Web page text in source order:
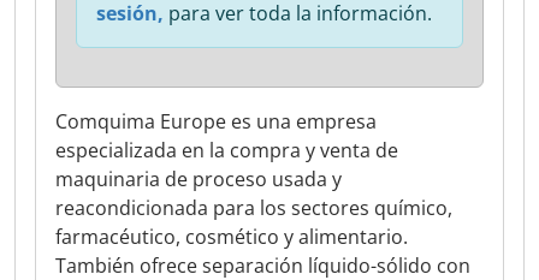
Comquima Europe es una empresa
especializada en la compra y venta de
maquinaria de proceso usada y
reacondicionada para los sectores químico,
farmacéutico, cosmético y alimentario.
También ofrece separación líquido-sólido con
sesión, para ver toda la información.